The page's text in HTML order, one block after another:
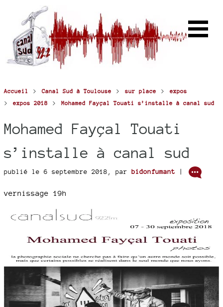
Accueil > Canal Sud à Toulouse > sur place > expos
> expos 2018 > Mohamed Fayçal Touati s’installe à canal sud
Mohamed Fayçal Touati
s’installe à canal sud
publié le 6 septembre 2018, par bidonfumant |
vernissage 19h